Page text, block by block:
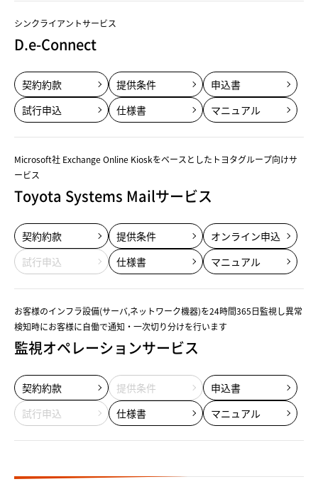
シンクライアントサービス
D.e-Connect
契約約款 提供条件
申込書
試行申込
仕様書 マニュアル
Microsoft社 Exchange Online Kioskをベースとしたトヨタグループ向けサ
ービス
Toyota Systems Mailサービス
契約約款 提供条件
オンライン申込
試行申込
仕様書 マニュアル
お客様のインフラ設備(サーバ,ネットワーク機器)を24時間365日監視し異常
検知時にお客様に自働で通知・一次切り分けを行います
監視オペレーションサービス
契約約款 提供条件
申込書
試行申込
仕様書 マニュアル